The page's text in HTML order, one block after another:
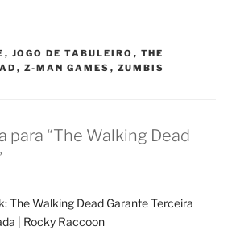
, JOGO DE TABULEIRO , THE
, Z-MAN GAMES , ZUMBIS
para “The Walking Dead
The Walking Dead Garante Terceira
| Rocky Raccoon